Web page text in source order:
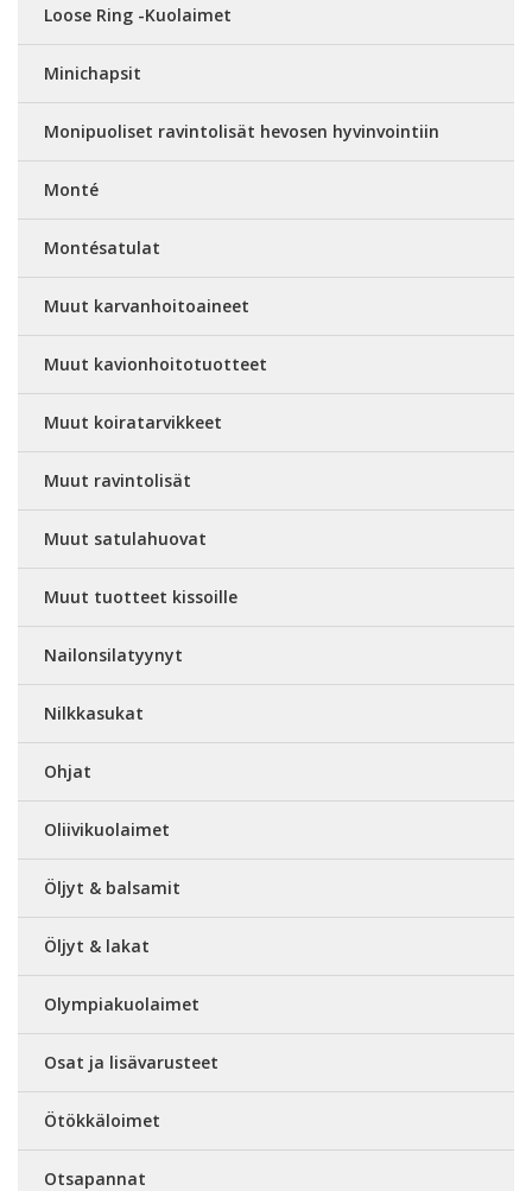
Loose Ring -Kuolaimet
Minichapsit
Monipuoliset ravintolisät hevosen hyvinvointiin
Monté
Montésatulat
Muut karvanhoitoaineet
Muut kavionhoitotuotteet
Muut koiratarvikkeet
Muut ravintolisät
Muut satulahuovat
Muut tuotteet kissoille
Nailonsilatyynyt
Nilkkasukat
Ohjat
Oliivikuolaimet
Öljyt & balsamit
Öljyt & lakat
Olympiakuolaimet
Osat ja lisävarusteet
Ötökkäloimet
Otsapannat